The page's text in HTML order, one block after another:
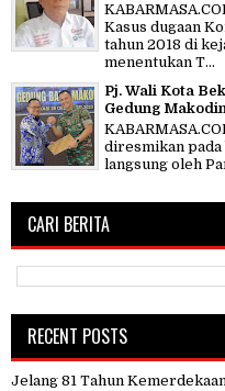
Kasus dugaan
tahun 2018 di
menentukan T...
Pj. Wali Kota
Gedung
diresmikan
langsung oleh
CARI BERITA
RECENT POSTS
Jelang 81 Tahun